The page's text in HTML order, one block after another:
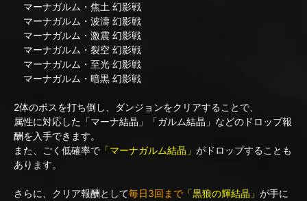
マーナガルム・焦土 幻影戦
マーナガルム・波濤 幻影戦
マーナガルム・激震 幻影戦
マーナガルム・裂空 幻影戦
マーナガルム・至光 幻影戦
マーナガルム・暗黒 幻影戦
2体のボスを打ち倒し、ダンジョンをクリアすることで、
属性に対応した「マーナ結晶」「ガルム結晶」などのドロップ報
酬を入手できます。
また、ごく低確率で 「マーナガルム結晶」 がドロップすることも
あります。
さらに、クリア報酬として毎日3回まで 「黒狼の輝結晶」 が手に